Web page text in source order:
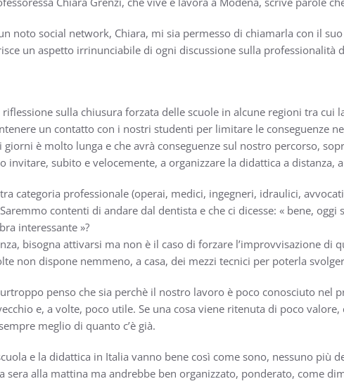
noto social network, Chiara, mi sia permesso di chiamarla con il
un aspetto irrinunciabile di ogni discussione sulla professionalità
sulla chiusura forzata delle scuole in alcune regioni tra cui
un contatto con i nostri studenti per limitare le conseguenze
è molto lunga e che avrà conseguenze sul nostro percorso,
invitare, subito e velocemente, a organizzare la didattica a distanza,
categoria professionale (operai, medici, ingegneri, idraulici,
contenti di andare dal dentista e che ci dicesse: « bene,
interessante »?
bisogna attivarsi ma non è il caso di forzare l’improvvisazione
non dispone nemmeno, a casa, dei mezzi tecnici per poterla
penso che sia perchè il nostro lavoro è poco conosciuto
e, a volte, poco utile. Se una cosa viene ritenuta di poco
meglio di quanto c’è già.
e la didattica in Italia vanno bene così come sono, nessuno più
sera alla mattina ma andrebbe ben organizzato, ponderato, come